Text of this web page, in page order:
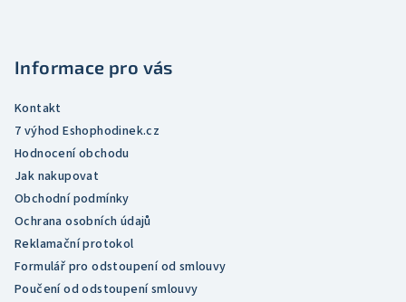
Informace pro vás
Kontakt
7 výhod Eshophodinek.cz
Hodnocení obchodu
Jak nakupovat
Obchodní podmínky
Ochrana osobních údajů
Reklamační protokol
Formulář pro odstoupení od smlouvy
Poučení od odstoupení smlouvy